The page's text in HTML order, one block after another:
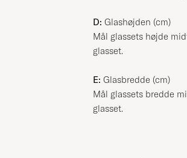
D: Glashøjden (cm)
Mål glassets højde
glasset.
E: Glasbredde (cm)
Mål glassets bredde
glasset.